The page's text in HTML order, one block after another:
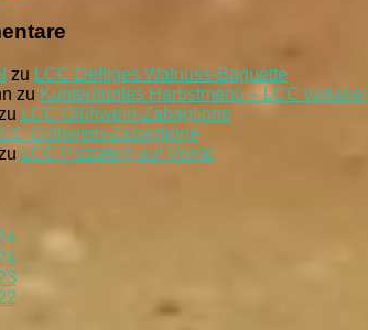
zu
LCC Deftiges Walnuss-Baguette
zu Kunterbuntes Herbstmenü – LCC variabel
zu
LCC Glühwein-Zabaglione
Glühwein-Zabaglione
zu LCC Pizzateig auf Vorrat